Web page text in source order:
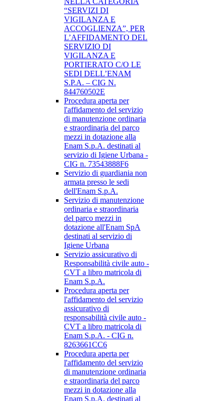
“SERVIZI DI
VIGILANZA E
ACCOGLIENZA”, PER
L’AFFIDAMENTO DEL
SERVIZIO DI
VIGILANZA E
PORTIERATO C/O LE
SEDI DELL’ENAM
S.P.A. – CIG N.
844760502E
Procedura aperta per
l'affidamento del servizio
di manutenzione ordinaria
e straordinaria del parco
mezzi in dotazione alla
Enam S.p.A. destinati al
servizio di Igiene Urbana -
CIG n. 73543888F6
Servizio di guardiania non
armata presso le sedi
dell'Enam S.p.A.
Servizio di manutenzione
ordinaria e straordinaria
del parco mezzi in
dotazione all'Enam SpA
destinati al servizio di
Igiene Urbana
Servizio assicurativo di
Responsabilità civile auto -
CVT a libro matricola di
Enam S.p.A.
Procedura aperta per
l'affidamento del servizio
assicurativo di
responsabilità civile auto -
CVT a libro matricola di
Enam S.p.A. - CIG n.
8263661CC6
Procedura aperta per
l'affidamento del servizio
di manutenzione ordinaria
e straordinaria del parco
mezzi in dotazione alla
Enam S.p.A. destinati al